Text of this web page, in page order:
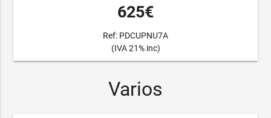
625€
Ref: PDCUPNU7A
(IVA 21% inc)
Varios